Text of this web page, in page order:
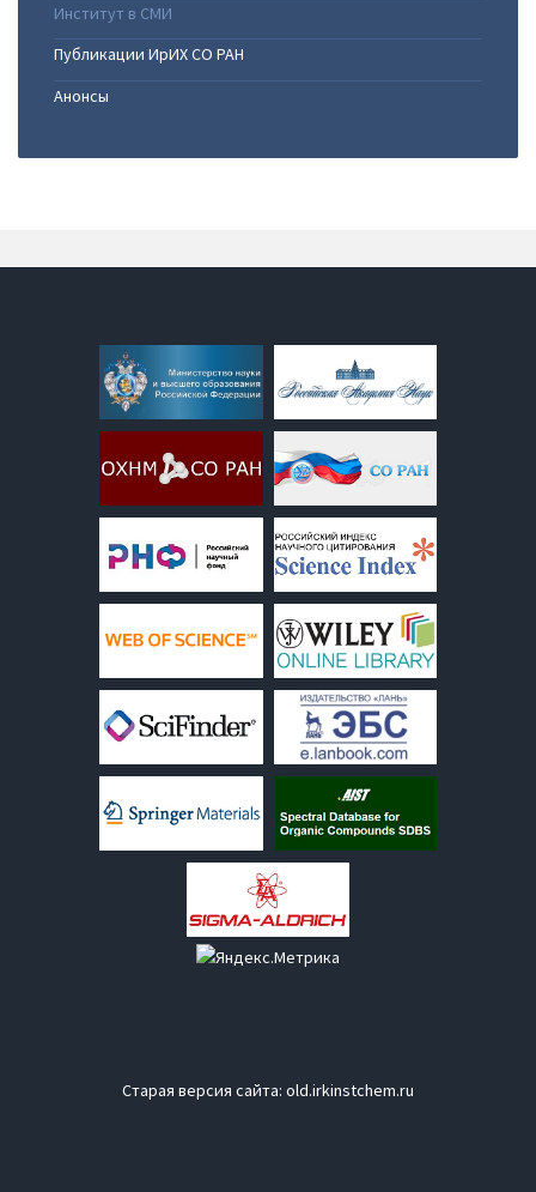
Институт в СМИ
Публикации ИрИХ СО РАН
Анонсы
Старая версия сайта: old.irkinstchem.ru